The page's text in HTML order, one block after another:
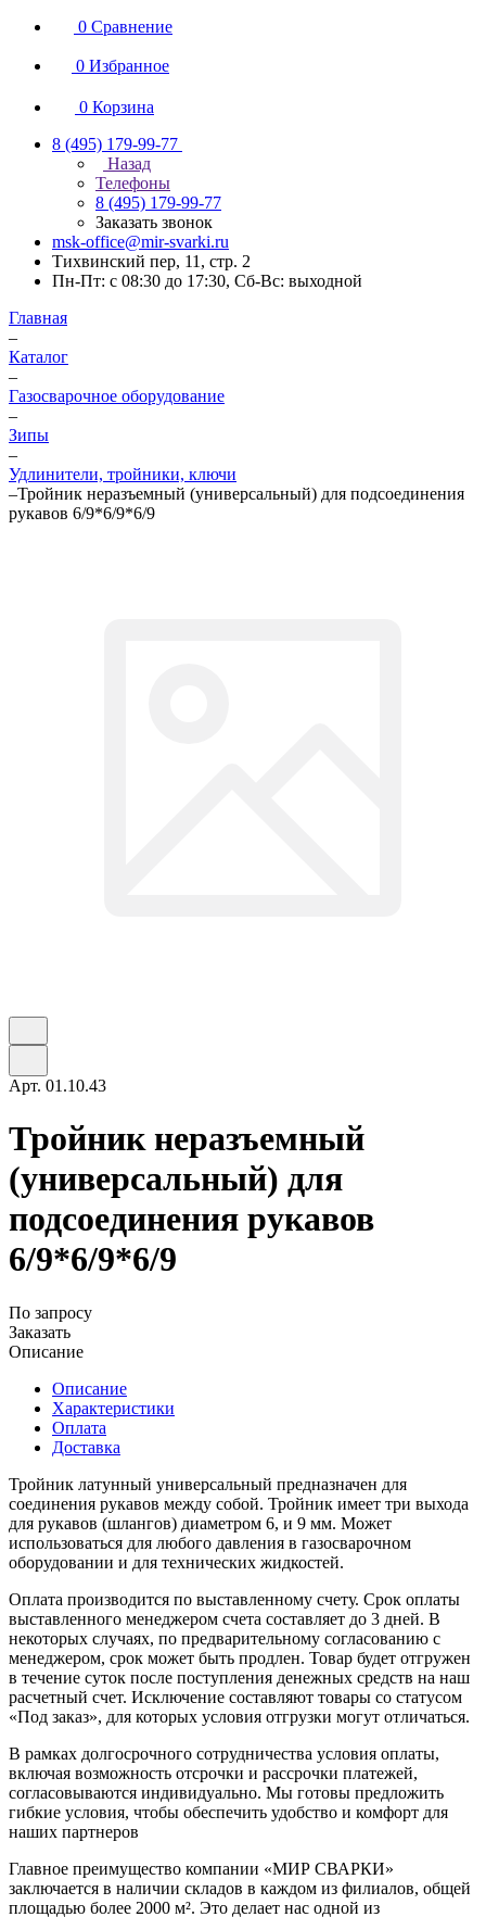
0 Сравнение
0 Избранное
0 Корзина
8 (495) 179-99-77
Назад
Телефоны
8 (495) 179-99-77
Заказать звонок
msk-office@mir-svarki.ru
Тихвинский пер, 11, стр. 2
Пн-Пт: с 08:30 до 17:30, Сб-Вс: выходной
Главная
–
Каталог
–
Газосварочное оборудование
–
Зипы
–
Удлинители, тройники, ключи
–Тройник неразъемный (универсальный) для подсоединения
рукавов 6/9*6/9*6/9
Арт. 01.10.43
Тройник неразъемный
(универсальный) для
подсоединения рукавов
6/9*6/9*6/9
По запросу
Заказать
Описание
Описание
Характеристики
Оплата
Доставка
Тройник латунный универсальный предназначен для
соединения рукавов между собой. Тройник имеет три выхода
для рукавов (шлангов) диаметром 6, и 9 мм. Может
использоваться для любого давления в газосварочном
оборудовании и для технических жидкостей.
Оплата производится по выставленному счету. Срок оплаты
выставленного менеджером счета составляет до 3 дней. В
некоторых случаях, по предварительному согласованию с
менеджером, срок может быть продлен. Товар будет отгружен
в течение суток после поступления денежных средств на наш
расчетный счет. Исключение составляют товары со статусом
«Под заказ», для которых условия отгрузки могут отличаться.
В рамках долгосрочного сотрудничества условия оплаты,
включая возможность отсрочки и рассрочки платежей,
согласовываются индивидуально. Мы готовы предложить
гибкие условия, чтобы обеспечить удобство и комфорт для
наших партнеров
Главное преимущество компании «МИР СВАРКИ»
заключается в наличии складов в каждом из филиалов, общей
площадью более 2000 м². Это делает нас одной из